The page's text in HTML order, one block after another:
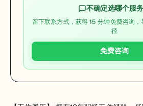
不确定选哪个服
留下联系方式，获得 15 分钟免费咨询
径
免费咨询